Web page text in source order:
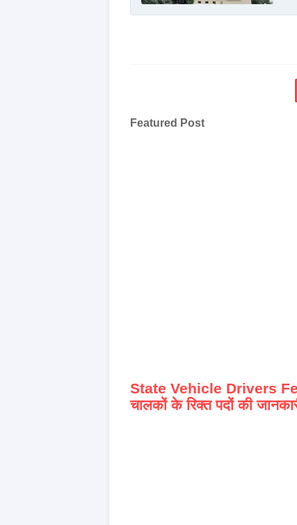
Featured Post
State Vehicle Drivers
चालकों के रिक्त पदों की